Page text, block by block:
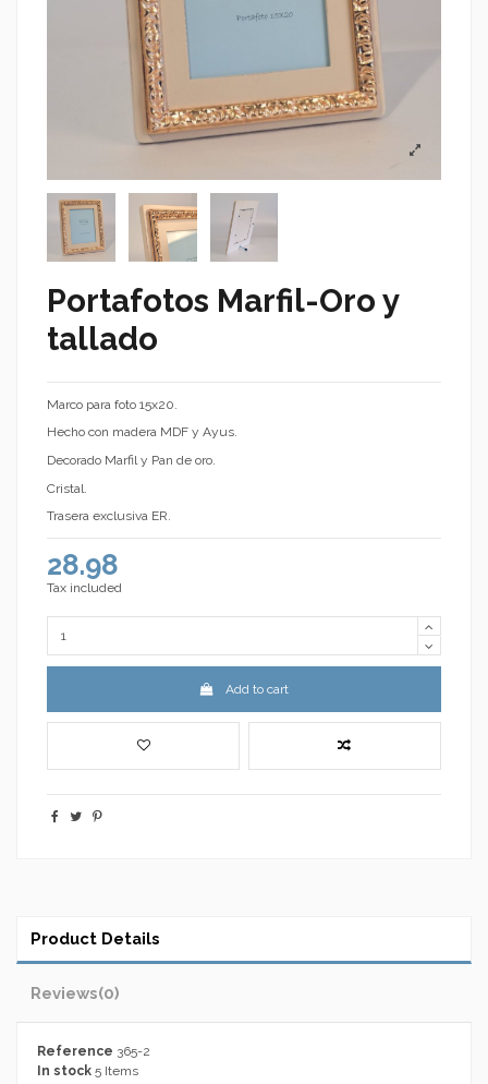
Portafotos Marfil-Oro y
tallado
Marco para foto 15x20.
Hecho con madera MDF y Ayus.
Decorado Marfil y Pan de oro.
Cristal.
Trasera exclusiva ER.
28.98
Tax included
Add to cart
Product Details
Reviews(0)
Reference 365-2
In stock 5 Items